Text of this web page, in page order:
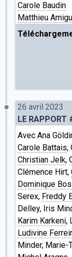
Carole Baudin
Matthieu
26 avril 2023
LE RAPPORT
Avec Ana
Carole Battais,
Christian Jelk,
Clémence Hirt,
Dominique
Serex, Freddy
Delley, Iris
Karim Karkeni,
Ludivine
Minder, Marie-